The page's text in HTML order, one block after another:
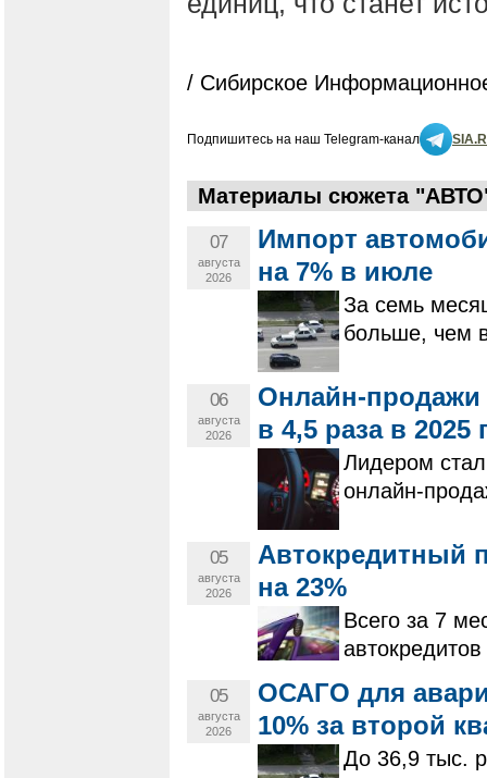
/ Сибирское
Подпишитесь на наш Telegram-канал
Материалы сюжета
07
августа
2026
Импорт
на 7% в июле
За семь
больше, чем
06
августа
2026
Онлайн-
в 4,5 раза в 2025
Лидером
онлайн-
05
августа
2026
Автокредитный
на 23%
Всего за 7
05
августа
2026
ОСАГО для
10% за второй
До 36,9 тыс.